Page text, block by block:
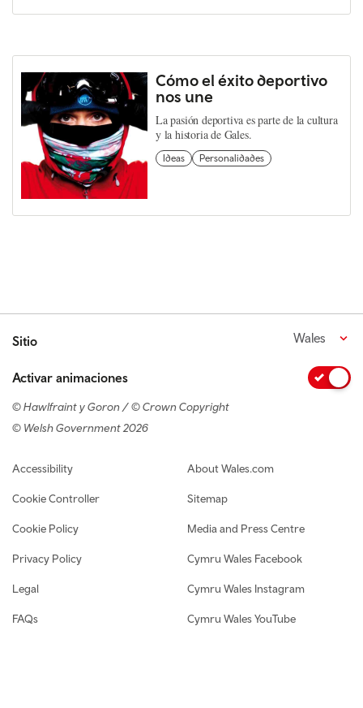
Cómo el éxito deportivo
nos une
La pasión deportiva es parte de la cultura
y la historia de Gales.
Ideas Personalidades
Sitio Wales
Activar animaciones
© Hawlfraint y Goron / © Crown Copyright
© Welsh Government 2026
Footer navigation
Accessibility
Cookie Controller
Cookie Policy
Privacy Policy
Legal
FAQs
About Wales.com
Sitemap
Media and Press Centre
Cymru Wales Facebook
Cymru Wales Instagram
Cymru Wales YouTube